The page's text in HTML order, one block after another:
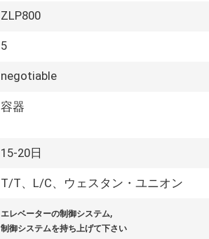
ZLP800
5
negotiable
容器
15-20日
T/T、L/C、ウェスタン・ユニオン
エレベーターの制御システム,
制御システムを持ち上げて下さい